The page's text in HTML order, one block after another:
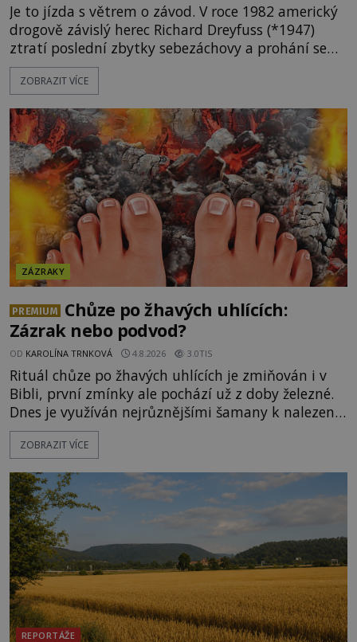
Je to jízda s větrem o závod. V roce 1982 americký
drogově závislý herec Richard Dreyfuss (*1947)
ztratí poslední zbytky sebezáchovy a prohání se
po silnicích ve svém mercedesu jako utržený ze
řetězu. Vše vyvrcholí katastrofou, když to Dreyfuss
následně nalezne schovaný kokain. Tímto
momentem se slavnému
ZOBRAZIT VÍCE
ZÁZRAKY
PREMIUM
Chůze po žhavých uhlících:
Zázrak nebo podvod?
OD KAROLÍNA TRNKOVÁ 4.8.2026 3.0TIS
Rituál chůze po žhavých uhlících je zmiňován i v
Bibli, první zmínky ale pochází už z doby železné.
Dnes je využíván nejrůznějšími šamany k nalezení
spirituální síly či vnitřního klidu. Jak funguje a proč
si při něm člověk nepopálí nohy, což bylo
nadpřirozeného? Histori
ZOBRAZIT VÍCE
REPORTÁŽE